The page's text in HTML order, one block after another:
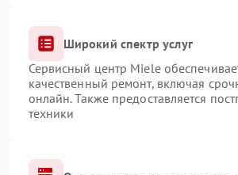
Широкий спектр услуг
Сервисный центр Miele
качественный ремонт, включая
онлайн. Также предоставляется
техники